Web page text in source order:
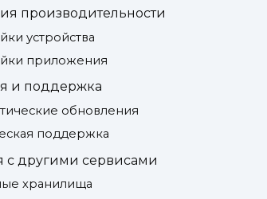
производительности
устройства
приложения
и поддержка
обновления
поддержка
с другими сервисами
хранилища